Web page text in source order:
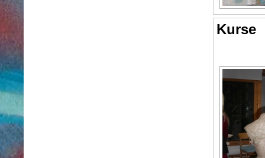
Kurse